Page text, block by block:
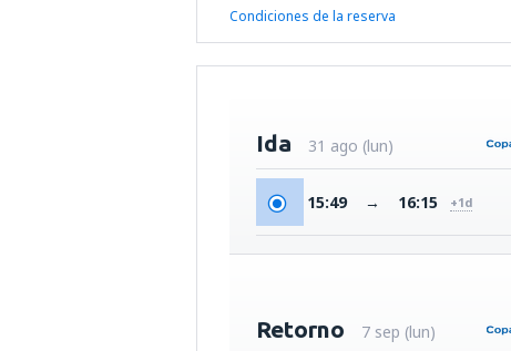
Condiciones de la reserva
Ida 31 ago (lun)
15:49 → 16:15 +1d
Retorno 7 sep (lun)